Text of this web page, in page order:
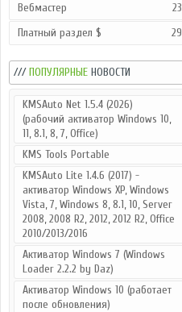
Вебмастер
23
Платный раздел $
29
///ПОПУЛЯРНЫЕ НОВОСТИ
KMSAuto Net 1.5.4 (2026)
(рабочий активатор Windows 10,
11, 8.1, 8, 7, Office)
KMS Tools Portable
KMSAuto Lite 1.4.6 (2017) -
активатор Windows XP, Windows
Vista, 7, Windows 8, 8.1, 10, Server
2008, 2008 R2, 2012, 2012 R2, Office
2010/2013/2016
Активатор Windows 7 (Windows
Loader 2.2.2 by Daz)
Активатор Windows 10 (работает
после обновления)